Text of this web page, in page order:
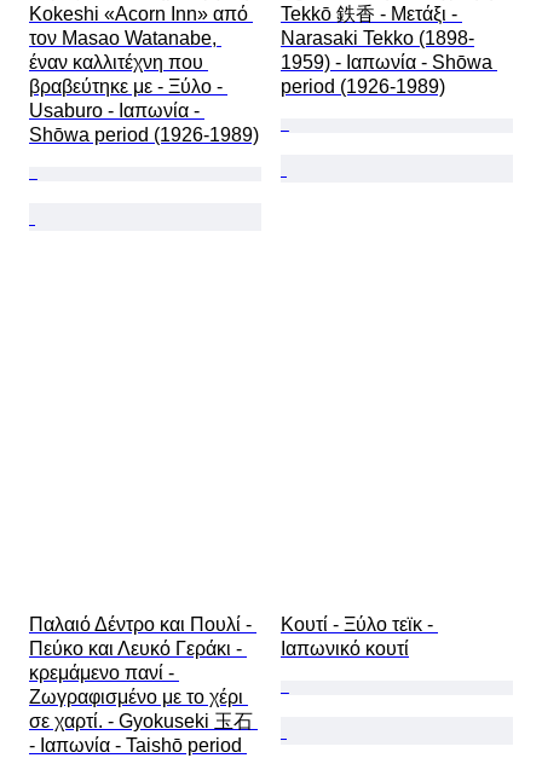
Kokeshi «Acorn Inn» από
τον Masao Watanabe,
έναν καλλιτέχνη που
βραβεύτηκε με - Ξύλο -
Usaburo - Ιαπωνία -
Shōwa period (1926-1989)
Tekkō 鉄香 - Μετάξι -
Narasaki Tekko (1898-
1959) - Ιαπωνία - Shōwa
period (1926-1989)
Παλαιό Δέντρο και Πουλί -
Πεύκο και Λευκό Γεράκι -
κρεμάμενο πανί -
Ζωγραφισμένο με το χέρι
σε χαρτί. - Gyokuseki 玉石
- Ιαπωνία - Taishō period
Κουτί - Ξύλο τεϊκ -
Ιαπωνικό κουτί